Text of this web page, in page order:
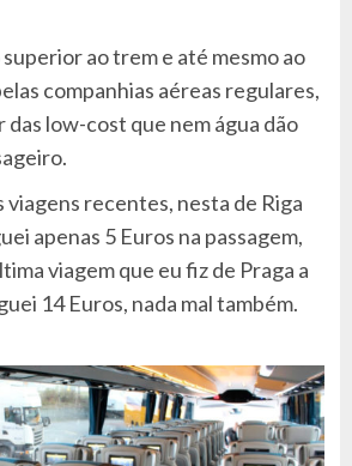
ao trem e até mesmo ao
companhias aéreas regulares,
das low-cost que nem água dão
viagens recentes, nesta de Riga
apenas 5 Euros na passagem,
viagem que eu fiz de Praga a
14 Euros, nada mal também.